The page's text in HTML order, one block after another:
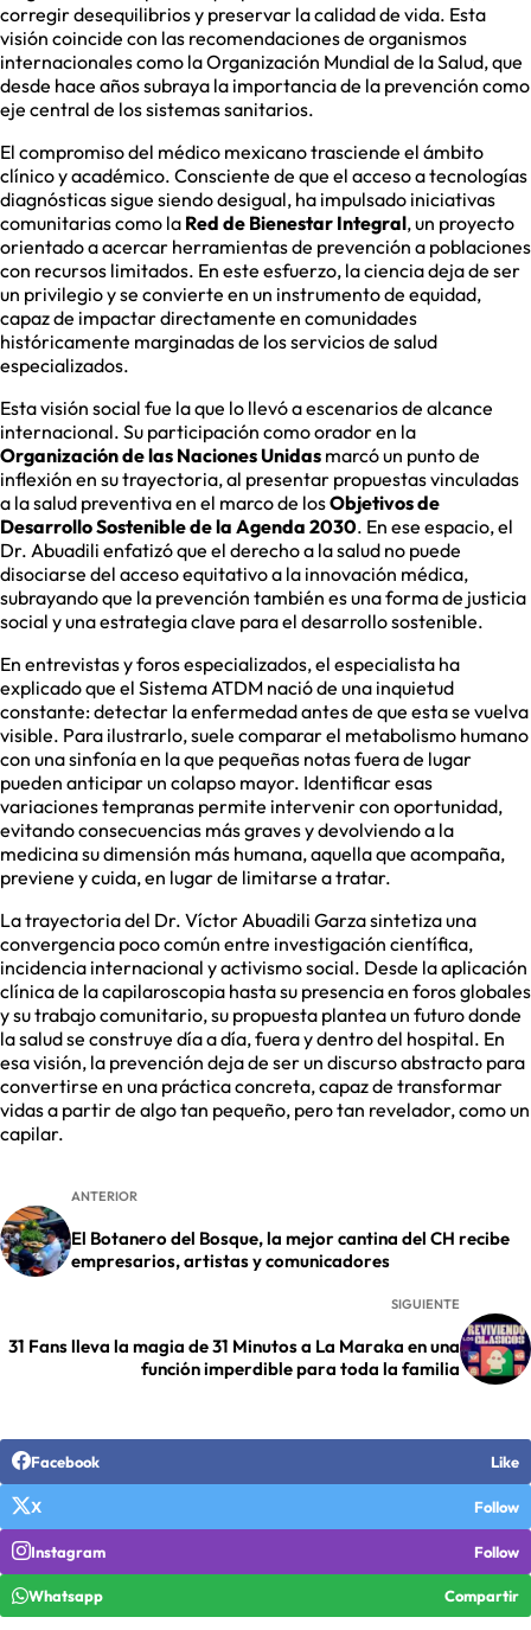
corregir desequilibrios y preservar la calidad de vida. Esta
visión coincide con las recomendaciones de organismos
internacionales como la Organización Mundial de la Salud, que
desde hace años subraya la importancia de la prevención como
eje central de los sistemas sanitarios.
El compromiso del médico mexicano trasciende el ámbito
clínico y académico. Consciente de que el acceso a tecnologías
diagnósticas sigue siendo desigual, ha impulsado iniciativas
comunitarias como la Red de Bienestar Integral, un proyecto
orientado a acercar herramientas de prevención a poblaciones
con recursos limitados. En este esfuerzo, la ciencia deja de ser
un privilegio y se convierte en un instrumento de equidad,
capaz de impactar directamente en comunidades
históricamente marginadas de los servicios de salud
especializados.
Esta visión social fue la que lo llevó a escenarios de alcance
internacional. Su participación como orador en la
Organización de las Naciones Unidas marcó un punto de
inflexión en su trayectoria, al presentar propuestas vinculadas
a la salud preventiva en el marco de losObjetivos de
Desarrollo Sostenible de la Agenda 2030. En ese espacio, el
Dr. Abuadili enfatizó que el derecho a la salud no puede
disociarse del acceso equitativo a la innovación médica,
subrayando que la prevención también es una forma de justicia
social y una estrategia clave para el desarrollo sostenible.
En entrevistas y foros especializados, el especialista ha
explicado que el Sistema ATDM nació de una inquietud
constante: detectar la enfermedad antes de que esta se vuelva
visible. Para ilustrarlo, suele comparar el metabolismo humano
con una sinfonía en la que pequeñas notas fuera de lugar
pueden anticipar un colapso mayor. Identificar esas
variaciones tempranas permite intervenir con oportunidad,
evitando consecuencias más graves y devolviendo a la
medicina su dimensión más humana, aquella que acompaña,
previene y cuida, en lugar de limitarse a tratar.
La trayectoria del Dr. Víctor Abuadili Garza sintetiza una
convergencia poco común entre investigación científica,
incidencia internacional y activismo social. Desde la aplicación
clínica de la capilaroscopia hasta su presencia en foros globales
y su trabajo comunitario, su propuesta plantea un futuro donde
la salud se construye día a día, fuera y dentro del hospital. En
esa visión, la prevención deja de ser un discurso abstracto para
convertirse en una práctica concreta, capaz de transformar
vidas a partir de algo tan pequeño, pero tan revelador, como un
capilar.
ANTERIOR
El Botanero del Bosque, la mejor cantina del CH recibe
empresarios, artistas y comunicadores
SIGUIENTE
31 Fans lleva la magia de 31 Minutos a La Maraka en una
función imperdible para toda la familia
Facebook Like
X Follow
Instagram Follow
Whatsapp Compartir